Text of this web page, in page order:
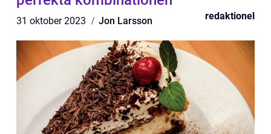
31 oktober 2023 Jon Larsson redaktionel